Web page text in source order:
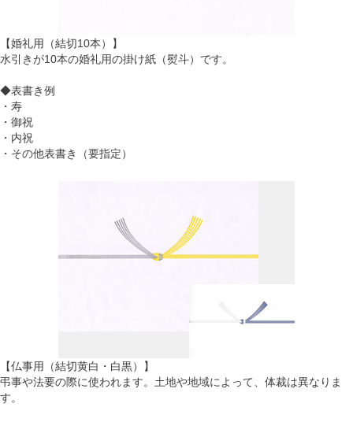
【婚礼用（結切10本）】
水引きが10本の婚礼用の掛け紙（熨斗）です。
◆表書き例
・寿
・御祝
・内祝
・その他表書き（要指定）
【仏事用（結切黄白・白黒）】
弔事や法要の際に使われます。土地や地域によって、体裁は異なりま
す。